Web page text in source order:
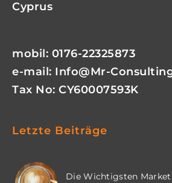
Cyprus
mobil: 0176-22325873
e-mail: Info@mr-
Tax No: CY60007593K
Letzte Beiträge
Die Wichtigsten